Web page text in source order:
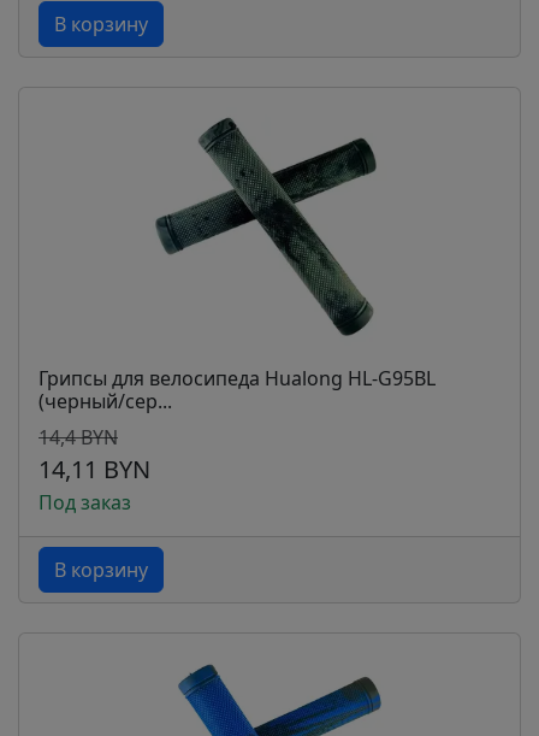
В корзину
Грипсы для велосипеда Hualong HL-G95BL
(черный/сер...
14,4 BYN
14,11 BYN
Под заказ
В корзину